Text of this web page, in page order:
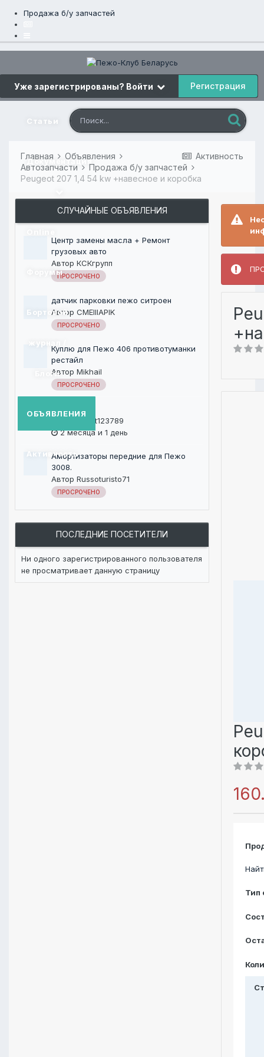
Продажа б/у запчастей
Уже зарегистрированы? Войти Регистрация
Статьи
Документация
Форумы
Бортовой
журнал /
Блоги
ОБЪЯВЛЕНИЯ
Активность
Активность
Главная
Объявления
Автозапчасти
Продажа б/у запчастей
Peugeot 207 1,4 54 kw +навесное и коробка
СЛУЧАЙНЫЕ ОБЪЯВЛЕНИЯ
Центр замены масла + Ремонт
грузовых авто
Автор КСКгрупп
ПРОСРОЧЕНО
датчик парковки пежо ситроен
Автор CMEIIIAPIK
ПРОСРОЧЕНО
Куплю для Пежо 406 противотуманки
рестайл
Автор Mikhail
ПРОСРОЧЕНО
Violet123789
2 месяца и 1 день
Амортизаторы передние для Пежо
3008.
Автор Russoturisto71
ПРОСРОЧЕНО
ПОСЛЕДНИЕ ПОСЕТИТЕЛИ
Ни одного зарегистрированного пользователя
не просматривает данную страницу
Тип